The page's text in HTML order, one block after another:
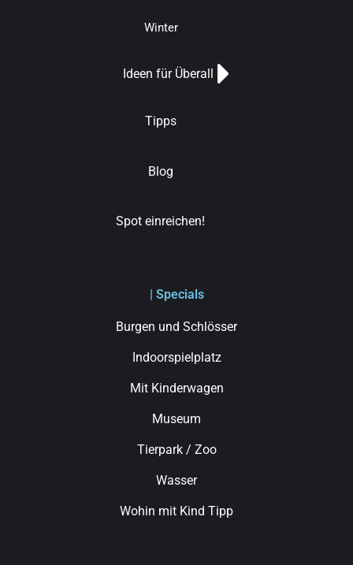
Winter
Ideen für Überall
Tipps
Blog
Spot einreichen!
| Specials
Burgen und Schlösser
Indoorspielplatz
Mit Kinderwagen
Museum
Tierpark / Zoo
Wasser
Wohin mit Kind Tipp